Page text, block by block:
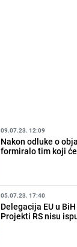
09.07.23. 12:09
Nakon odluke o
formiralo tim koji
05.07.23. 17:40
Delegacija EU u
Projekti RS nisu